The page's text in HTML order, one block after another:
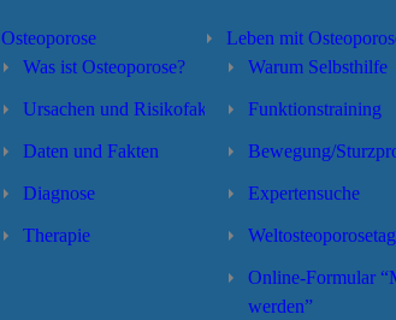
Osteoporose
Was ist Osteoporose?
Ursachen und Risikofaktoren
Daten und Fakten
Diagnose
Therapie
Leben mit
Warum Selbsthilfe
Funktionstraining
Bewegung/
Expertensuche
Weltosteoporosetag
Online-Formular
werden”